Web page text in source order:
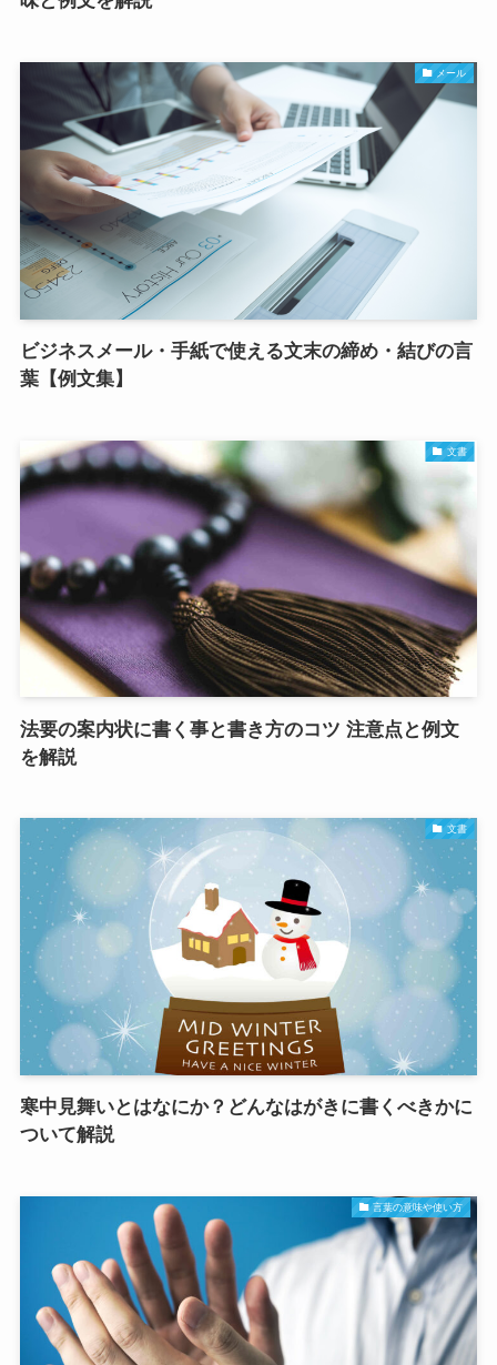
メール
ビジネスメール・手紙で使える文末の締め・結びの言
葉【例文集】
文書
法要の案内状に書く事と書き方のコツ 注意点と例文
を解説
文書
寒中見舞いとはなにか？どんなはがきに書くべきかに
ついて解説
言葉の意味や使い方